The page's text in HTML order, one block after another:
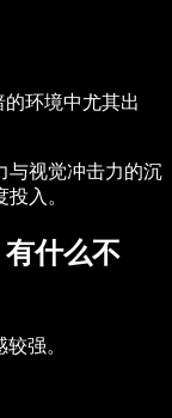
的环境中尤其出
与视觉冲击力的沉
入。
什么不
强。